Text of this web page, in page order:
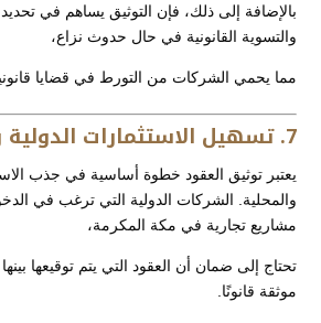
بالإضافة إلى ذلك، فإن التوثيق يساهم في
والتسوية القانونية في حال حدوث نزاع،
مما يحمي الشركات من التورط في قضايا
7. تسهيل الاستثمارات الدولية والمحلية
يعتبر توثيق العقود خطوة أساسية في جذب
والمحلية. الشركات الدولية التي ترغب في
مشاريع تجارية في مكة المكرمة،
تحتاج إلى ضمان أن العقود التي يتم توقيعها
موثقة قانونًا.